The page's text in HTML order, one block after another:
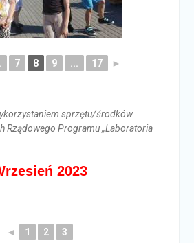
7 8 9 ... 17 ►
sprzętu/środków
Rządowego Programu „Laboratoria
2023
◄ 1 2 3